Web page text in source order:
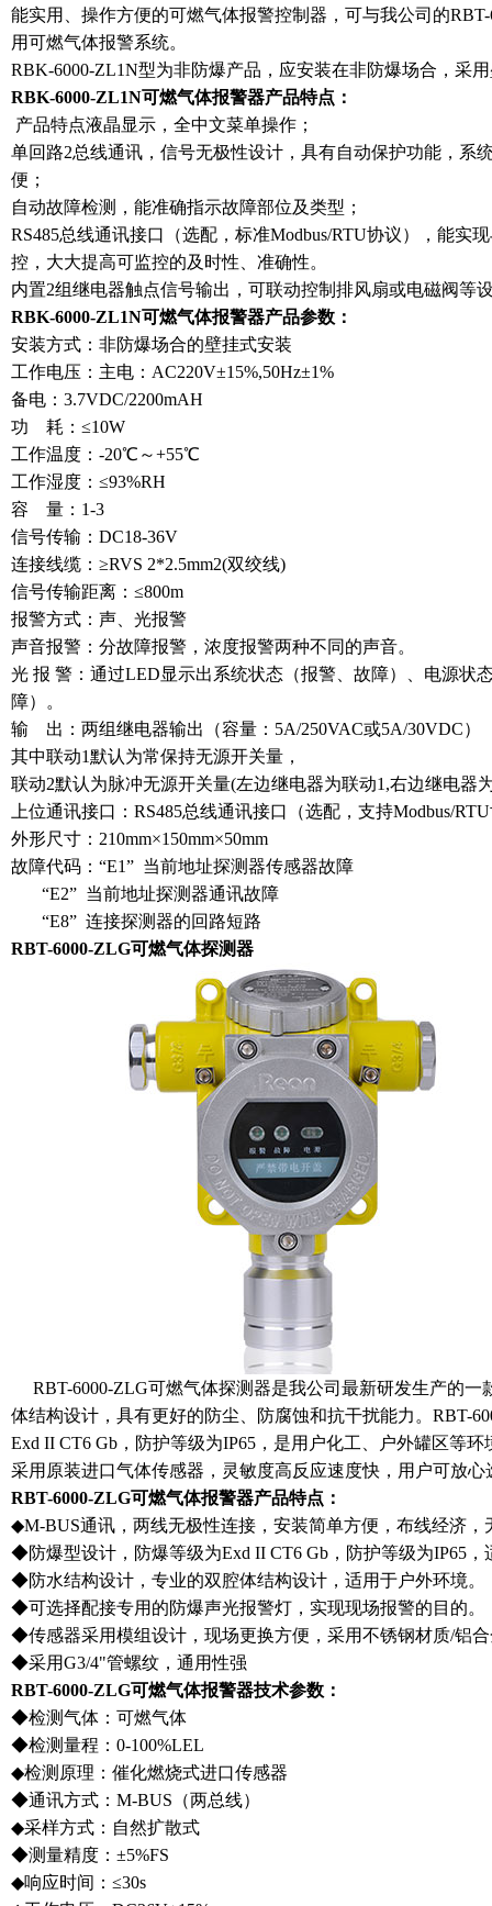
能实用、操作方便的可燃气体报警控制器，可与我公司的
用可燃气体报警系统。
RBK-6000-ZL1N型为非防爆产品，应安装在非防爆场合，采
RBK-6000-ZL1N可燃气体报警器产品特点：
产品特点液晶显示，全中文菜单操作；
单回路2总线通讯，信号无极性设计，具有自动保护功能，系
便；
自动故障检测，能准确指示故障部位及类型；
RS485总线通讯接口（选配，标准Modbus/RTU协议），能实
控，大大提高可监控的及时性、准确性。
内置2组继电器触点信号输出，可联动控制排风扇或电磁阀等
RBK-6000-ZL1N可燃气体报警器产品参数：
安装方式：非防爆场合的壁挂式安装
工作电压：主电：AC220V±15%,50Hz±1%
备电：3.7VDC/2200mAH
功 耗：≤10W
工作温度：-20℃～+55℃
工作湿度：≤93%RH
容 量：1-3
信号传输：DC18-36V
连接线缆：≥RVS 2*2.5mm2(双绞线)
信号传输距离：≤800m
报警方式：声、光报警
声音报警：分故障报警，浓度报警两种不同的声音。
光 报 警：通过LED显示出系统状态（报警、故障）、电源状
障）。
输 出：两组继电器输出（容量：5A/250VAC或5A/30VDC）
其中联动1默认为常保持无源开关量，
联动2默认为脉冲无源开关量(左边继电器为联动1,右边继电器
上位通讯接口：RS485总线通讯接口（选配，支持Modbus/
外形尺寸：210mm×150mm×50mm
故障代码：“E1” 当前地址探测器传感器故障
“E2” 当前地址探测器通讯故障
“E8” 连接探测器的回路短路
RBT-6000-ZLG可燃气体探测器
RBT-6000-ZLG可燃气体探测器是我公司最新研发生产的一
体结构设计，具有更好的防尘、防腐蚀和抗干扰能力。RBT-
Exd II CT6 Gb，防护等级为IP65，是用户化工、户外罐区等
采用原装进口气体传感器，灵敏度高反应速度快，用户可放心
RBT-6000-ZLG可燃气体报警器产品特点：
◆M-BUS通讯，两线无极性连接，安装简单方便，布线经济，
◆防爆型设计，防爆等级为Exd II CT6 Gb，防护等级为IP65，
◆防水结构设计，专业的双腔体结构设计，适用于户外环境。
◆可选择配接专用的防爆声光报警灯，实现现场报警的目的。
◆传感器采用模组设计，现场更换方便，采用不锈钢材质/铝
◆采用G3/4"管螺纹，通用性强
RBT-6000-ZLG可燃气体报警器技术参数：
◆检测气体：可燃气体
◆检测量程：0-100%LEL
◆检测原理：催化燃烧式进口传感器
◆通讯方式：M-BUS（两总线）
◆采样方式：自然扩散式
◆测量精度：±5%FS
◆响应时间：≤30s